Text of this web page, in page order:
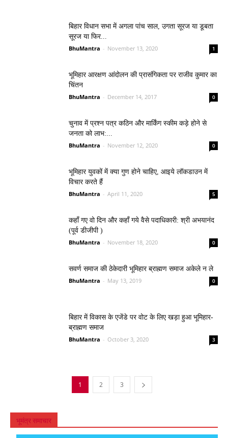
बिहार विधान सभा में अगला पांच साल, उगता सूरज या डूबता
सूरज या फिर...
BhuMantra - November 13, 2020 1
भूमिहार आरक्षण आंदोलन की प्रासंगिकता पर राजीव कुमार का
चिंतन
BhuMantra - December 14, 2017 0
चुनाव में प्रश्न पत्र कठिन और मार्किंग स्कीम कड़े होने से
जनता को लाभ:...
BhuMantra - November 12, 2020 0
भूमिहार युवकों में क्या गुण होने चाहिए, आइये लॉकडाउन में
विचार करते हैं
BhuMantra - April 11, 2020 5
कहाँ गए वो दिन और कहाँ गये वैसे पदाधिकारी: श्री अभयानंद
(पूर्व डीजीपी )
BhuMantra - November 18, 2020 0
सवर्ण समाज की ठेकेदारी भूमिहार ब्राह्मण समाज अकेले न ले
BhuMantra - May 13, 2019 0
बिहार में विकास के एजेंडे पर वोट के लिए खड़ा हुआ भूमिहार-
ब्राह्मण समाज
BhuMantra - October 3, 2020 3
1 2 3
भूमंत्र समाचार